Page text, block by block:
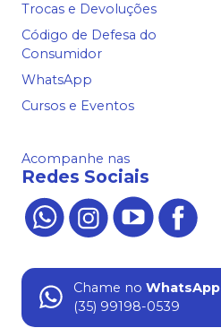
Trocas e Devoluções
Código de Defesa do
Consumidor
WhatsApp
Cursos e Eventos
Acompanhe nas
Redes Sociais
Chame no WhatsApp
(35) 99198-0539